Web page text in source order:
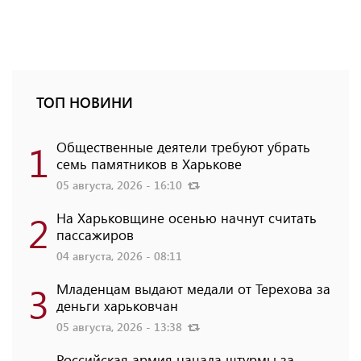
ТОП НОВИНИ
1 Общественные деятели требуют убрать
семь памятников в Харькове
05 августа, 2026 - 16:10
2 На Харьковщине осенью начнут считать
пассажиров
04 августа, 2026 - 08:11
3 Младенцам выдают медали от Терехова за
деньги харьковчан
05 августа, 2026 - 13:38